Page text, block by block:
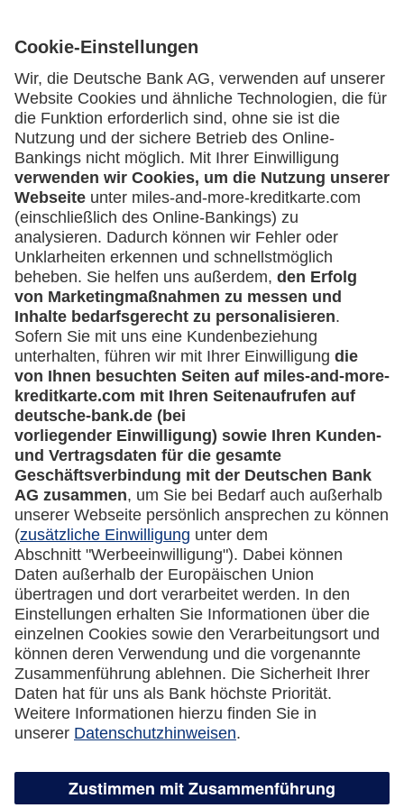
Service
Häufige Fragen
Downloadcenter
Kontakt
Mehr
Kreditkarten-Banking
miles-and-more.com
lufthansa.com
Rechtliches
Impressum
Datenschutz
Cookie Einstellungen
Vertrag widerrufen
Selbstständige
(z.B. Gewerbetreibender, Handwerker,
Freiberufler)
Unternehmen
(z.B. e.K., Personengesellschaft (inkl. GbR),
GmbH)